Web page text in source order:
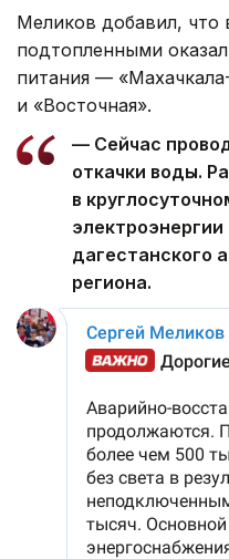
Меликов добавил, что
подтопленными
питания —
и «Восточная».
— Сейчас
откачки воды.
в
дагестанского
региона.